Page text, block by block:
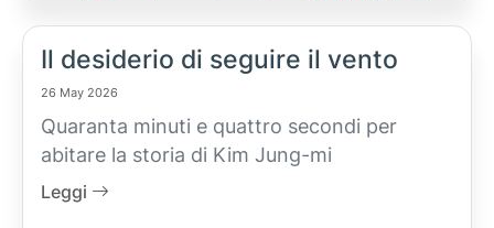
Il desiderio di seguire il vento
26 May 2026
Quaranta minuti e quattro secondi per
abitare la storia di Kim Jung-mi
Leggi